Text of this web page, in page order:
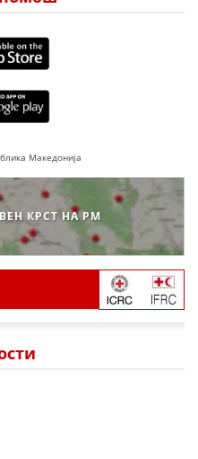
БАРАЊА
ДЕЈНОСТ
ЗА БОЛЕСТИ
ВОЛОНТЕРИ
Македонија
КРСТ НА РМ